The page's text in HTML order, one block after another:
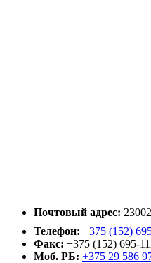
Почтовый адрес:
Телефон: +375 (152)
Факс: +375 (152) 695-
Моб. РБ: +375 29 586